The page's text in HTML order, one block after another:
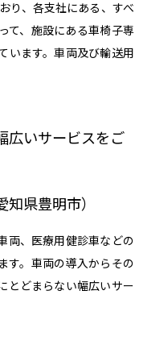
り、各支社にある、すべ
て、施設にある車椅子専
います。車両及び輸送用
広いサービスをご
県豊明市）
両、医療用健診車などの
す。車両の導入からその
とどまらない幅広いサー